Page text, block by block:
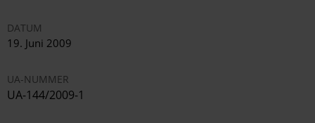
DATUM
19. Juni 2009
UA-NUMMER
UA-144/2009-1